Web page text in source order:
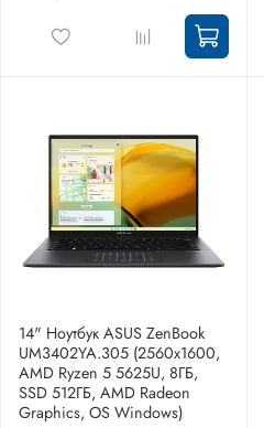
14" Ноутбук ASUS ZenBook
UM3402YA.305 (2560x1600,
AMD Ryzen 5 5625U, 8ГБ,
SSD 512ГБ, AMD Radeon
Graphics, OS Windows)